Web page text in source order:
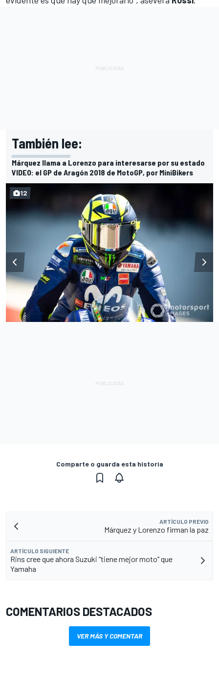
También lee:
Márquez llama a Lorenzo para interesarse por su estado
VIDEO: el GP de Aragón 2018 de MotoGP, por MiniBikers
12
Comparte o guarda esta historia
ARTÍCULO PREVIO
Márquez y Lorenzo firman la paz
ARTÍCULO SIGUIENTE
Rins cree que ahora Suzuki “tiene mejor moto” que
Yamaha
COMENTARIOS DESTACADOS
VER MÁS Y COMENTAR